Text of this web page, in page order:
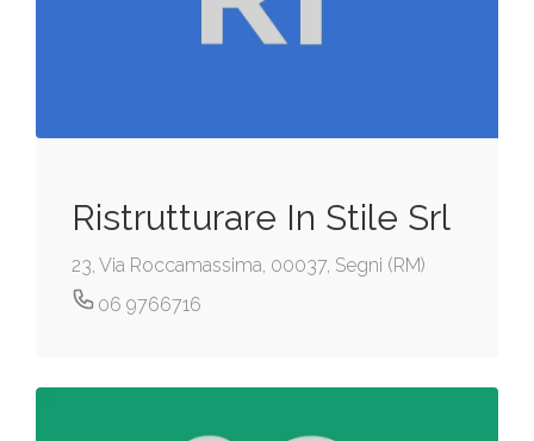
Ristrutturare In Stile Srl
23, Via Roccamassima, 00037, Segni (RM)
06 9766716